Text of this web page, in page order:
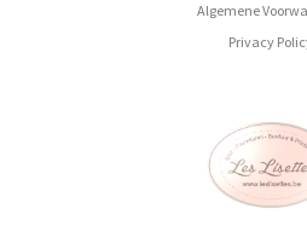
Algemene
Privacy